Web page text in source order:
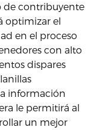
de contribuyente
optimizar el
en el proceso
con alto
dispares
información
le permitirá al
un mejor